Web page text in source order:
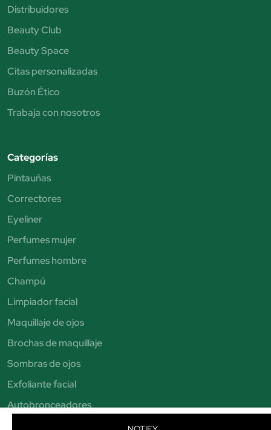
Distribuidores
Beauty Club
Beauty Space
Citas personalizadas
Buzón Ético
Trabaja con nosotros
Categorías
Pintauñas
Correctores
Eyeliner
Perfumes mujer
Perfumes hombre
Champú
Limpiador facial
Maquillaje de ojos
Brochas de maquillaje
Sombras de ojos
Exfoliante facial
Autobronceadores